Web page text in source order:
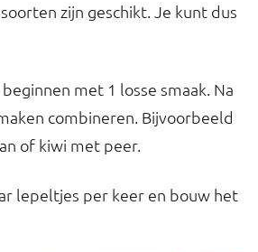
zijn geschikt. Je kunt dus
met 1 losse smaak. Na
combineren. Bijvoorbeeld
of kiwi met peer.
lepeltjes per keer en bouw het